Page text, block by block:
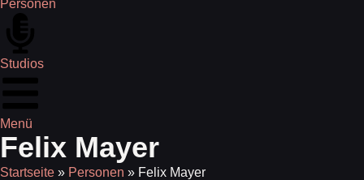
Personen
Studios
Menü
Felix Mayer
Startseite » Personen » Felix Mayer